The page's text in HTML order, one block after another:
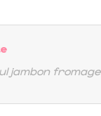
jambon fromage